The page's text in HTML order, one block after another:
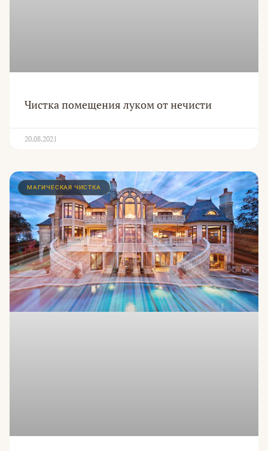
Чистка помещения луком от нечисти
20.08.2021
МАГИЧЕСКАЯ ЧИСТКА